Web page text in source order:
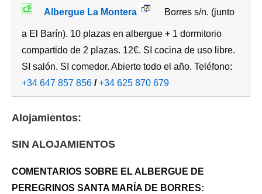
Albergue La Montera Borres s/n. (junto
a El Barín). 10 plazas en albergue + 1 dormitorio
compartido de 2 plazas. 12€. SI cocina de uso libre.
SI salón. SI comedor. Abierto todo el año. Teléfono:
+34 647 857 856 /+34 625 870 679
Alojamientos:
SIN ALOJAMIENTOS
COMENTARIOS SOBRE EL ALBERGUE DE
PEREGRINOS SANTA MARÍA DE BORRES: